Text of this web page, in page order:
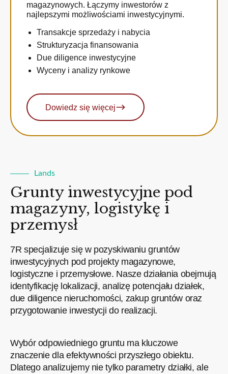
magazynowych. Łączymy inwestorów z
najlepszymi możliwościami inwestycyjnymi.
Transakcje sprzedaży i nabycia
Strukturyzacja finansowania
Due diligence inwestycyjne
Wyceny i analizy rynkowe
Dowiedz się więcej
Lands
Grunty inwestycyjne pod
magazyny, logistykę i
przemysł
7R specjalizuje się w pozyskiwaniu gruntów
inwestycyjnych pod projekty magazynowe,
logistyczne i przemysłowe. Nasze działania obejmują
identyfikację lokalizacji, analizę potencjału działek,
due diligence nieruchomości, zakup gruntów oraz
przygotowanie inwestycji do realizacji.
Wybór odpowiedniego gruntu ma kluczowe
znaczenie dla efektywności przyszłego obiektu.
Dlatego analizujemy nie tylko parametry działki, ale